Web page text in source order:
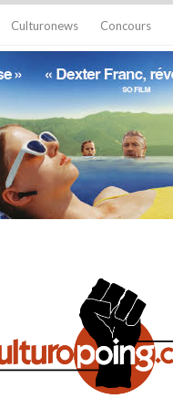
Culturonews Concours